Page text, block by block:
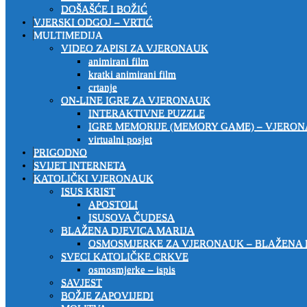
DOŠAŠĆE I BOŽIĆ
VJERSKI ODGOJ – VRTIĆ
MULTIMEDIJA
VIDEO ZAPISI ZA VJERONAUK
animirani film
kratki animirani film
crtanje
ON-LINE IGRE ZA VJERONAUK
INTERAKTIVNE PUZZLE
IGRE MEMORIJE (MEMORY GAME) –
virtualni posjet
PRIGODNO
SVIJET INTERNETA
KATOLIČKI VJERONAUK
ISUS KRIST
APOSTOLI
ISUSOVA ČUDESA
BLAŽENA DJEVICA MARIJA
OSMOSMJERKE ZA VJERONAUK – BLAŽENA
SVECI KATOLIČKE CRKVE
osmosmjerke – ispis
SAVJEST
BOŽJE ZAPOVIJEDI